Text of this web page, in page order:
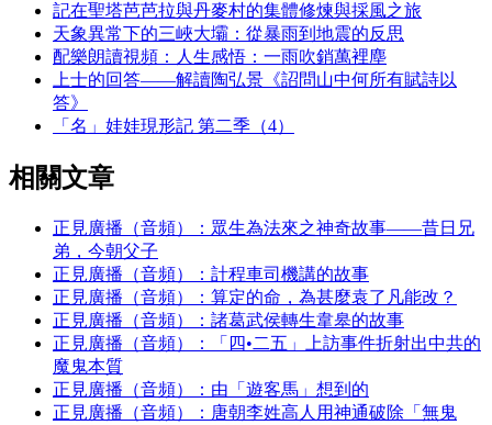
記在聖塔芭芭拉與丹麥村的集體修煉與採風之旅
天象異常下的三峽大壩：從暴雨到地震的反思
配樂朗讀視頻：人生感悟：一雨吹銷萬裡塵
上士的回答——解讀陶弘景《詔問山中何所有賦詩以
答》
「名」娃娃現形記 第二季（4）
相關文章
正見廣播（音頻）：眾生為法來之神奇故事——昔日兄
弟，今朝父子
正見廣播（音頻）：計程車司機講的故事
正見廣播（音頻）：算定的命，為甚麼袁了凡能改？
正見廣播（音頻）：諸葛武侯轉生韋皋的故事
正見廣播（音頻）：「四•二五」上訪事件折射出中共的
魔鬼本質
正見廣播（音頻）：由「遊客馬」想到的
正見廣播（音頻）：唐朝李姓高人用神通破除「無鬼